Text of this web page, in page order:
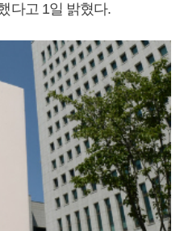
다고 1일 밝혔다.